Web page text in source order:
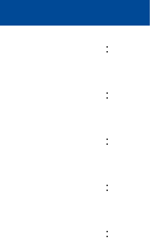
:
:
:
:
: